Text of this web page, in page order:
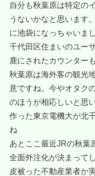
自分も秋葉原は特定の
うないかなと思います
に池袋になっちゃいま
千代田区住まいのユー
鹿にされたカウンター
秋葉原は海外客の観光
意ですね。今やオタク
のほうが相応しいと思
作った東京電機大が北
ね
あとここ最近JRの秋葉
全面外注化が決まって
皮被った不動産業者か